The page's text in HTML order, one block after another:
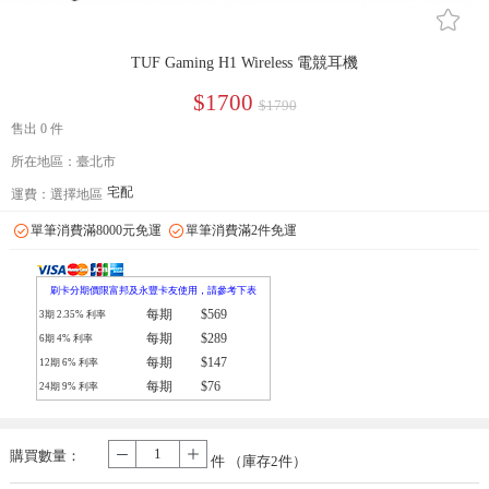
󰄔
TUF Gaming H1 Wireless 電競耳機
$1700 $1790
售出 0 件
所在地區：臺北市
運費： 選擇地區 宅配
單筆消費滿8000元免運 單筆消費滿2件免運
刷卡分期價限富邦及永豐卡友使用，請參考下表
3期 2.35% 利率 每期 $569
6期 4% 利率 每期 $289
12期 6% 利率 每期 $147
24期 9% 利率 每期 $76
購買數量：
- 件 （庫存2件）